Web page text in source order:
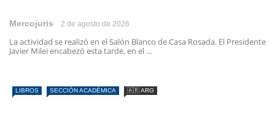
Mercojuris 2 de agosto de 2026
La actividad se realizó en el Salón Blanco de Casa Rosada. El Presidente
Javier Milei encabezó esta tarde, en el ...
LIBROS SECCIÓN ACADÉMICA 🇦🇷 ARG